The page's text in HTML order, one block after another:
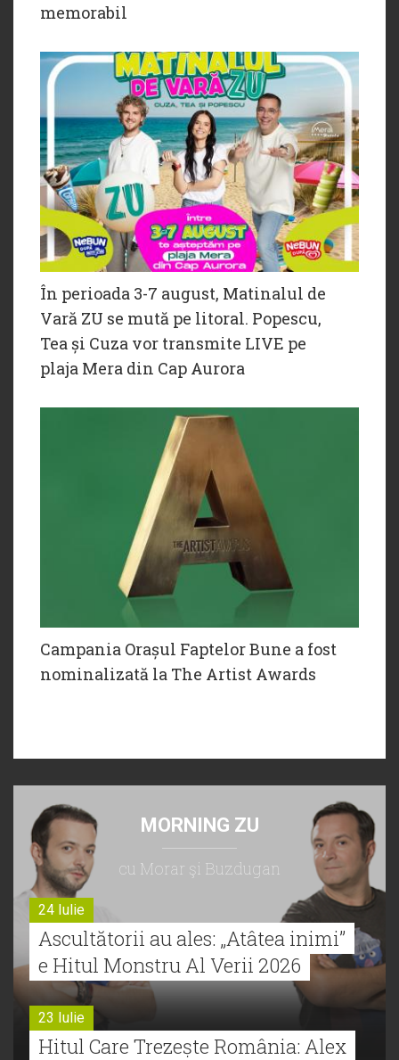
memorabil
În perioada 3-7 august, Matinalul de
Vară ZU se mută pe litoral. Popescu,
Tea și Cuza vor transmite LIVE pe
plaja Mera din Cap Aurora
Campania Orașul Faptelor Bune a fost
nominalizată la The Artist Awards
MORNING ZU
cu Morar şi Buzdugan
24 Iulie
Ascultătorii au ales: „Atâtea inimi”
e Hitul Monstru Al Verii 2026
23 Iulie
Hitul Care Trezește România: Alex